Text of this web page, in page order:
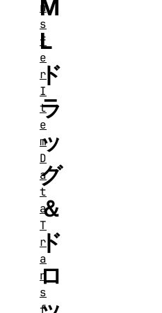
M
L
ド
ラ
ッ
グ
＆
ド
ロ
n
s
f
e
r
I
t
e
m
D
a
t
a
T
r
a
n
s
f